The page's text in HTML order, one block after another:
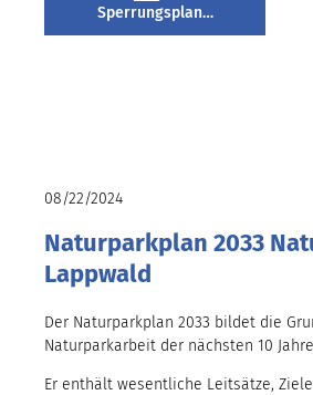
Sperrungsplan…
08/22/2024
Naturparkplan 2033
Lappwald
Der Naturparkplan 2033 bildet die
Naturparkarbeit der nächsten 10
Er enthält wesentliche Leitsätze,